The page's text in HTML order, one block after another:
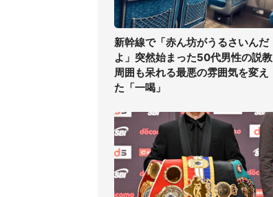
新幹線で「赤ん坊がうるさいんだ
よ」突然始まった50代男性の説教
周囲も呆れる最悪の雰囲気を変え
た「一喝」